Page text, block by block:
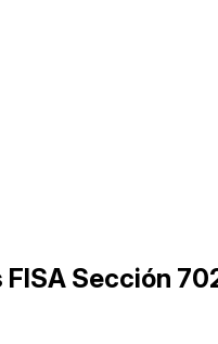
FISA Sección